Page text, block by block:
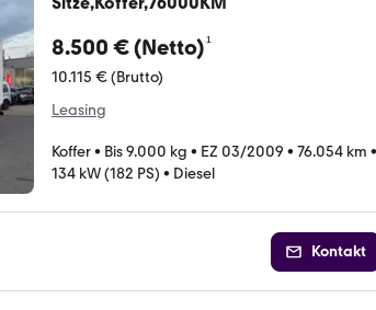
8.500 € (Netto)¹
10.115 € (Brutto)
Leasing
Koffer• Bis 9.000 kg • EZ 03/2009 • 76.054 km •
134 kW (182 PS) • Diesel
Kontakt